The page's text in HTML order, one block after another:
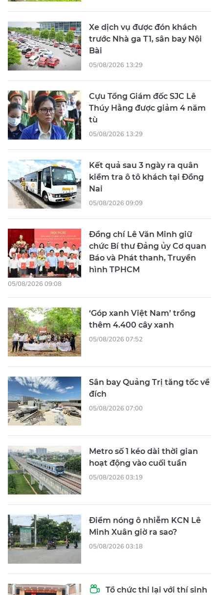
Xe dịch vụ được đón khách
trước Nhà ga T1, sân bay Nội
Bài
05/08/2026 13:29
Cựu Tổng Giám đốc SJC Lê
Thúy Hằng được giảm 4 năm
tù
05/08/2026 13:29
Kết quả sau 3 ngày ra quân
kiểm tra ô tô khách tại Đồng
Nai
05/08/2026 09:09
Đồng chí Lê Văn Minh giữ
chức Bí thư Đảng ủy Cơ quan
Báo và Phát thanh, Truyền
hình TPHCM
05/08/2026 09:08
‘Góp xanh Việt Nam’ trồng
thêm 4.400 cây xanh
05/08/2026 07:52
Sân bay Quảng Trị tăng tốc về
đích
05/08/2026 07:00
Metro số 1 kéo dài thời gian
hoạt động vào cuối tuần
05/08/2026 03:19
Điểm nóng ô nhiễm KCN Lê
Minh Xuân giờ ra sao?
05/08/2026 03:18
Tổ chức thi lại với thí sinh